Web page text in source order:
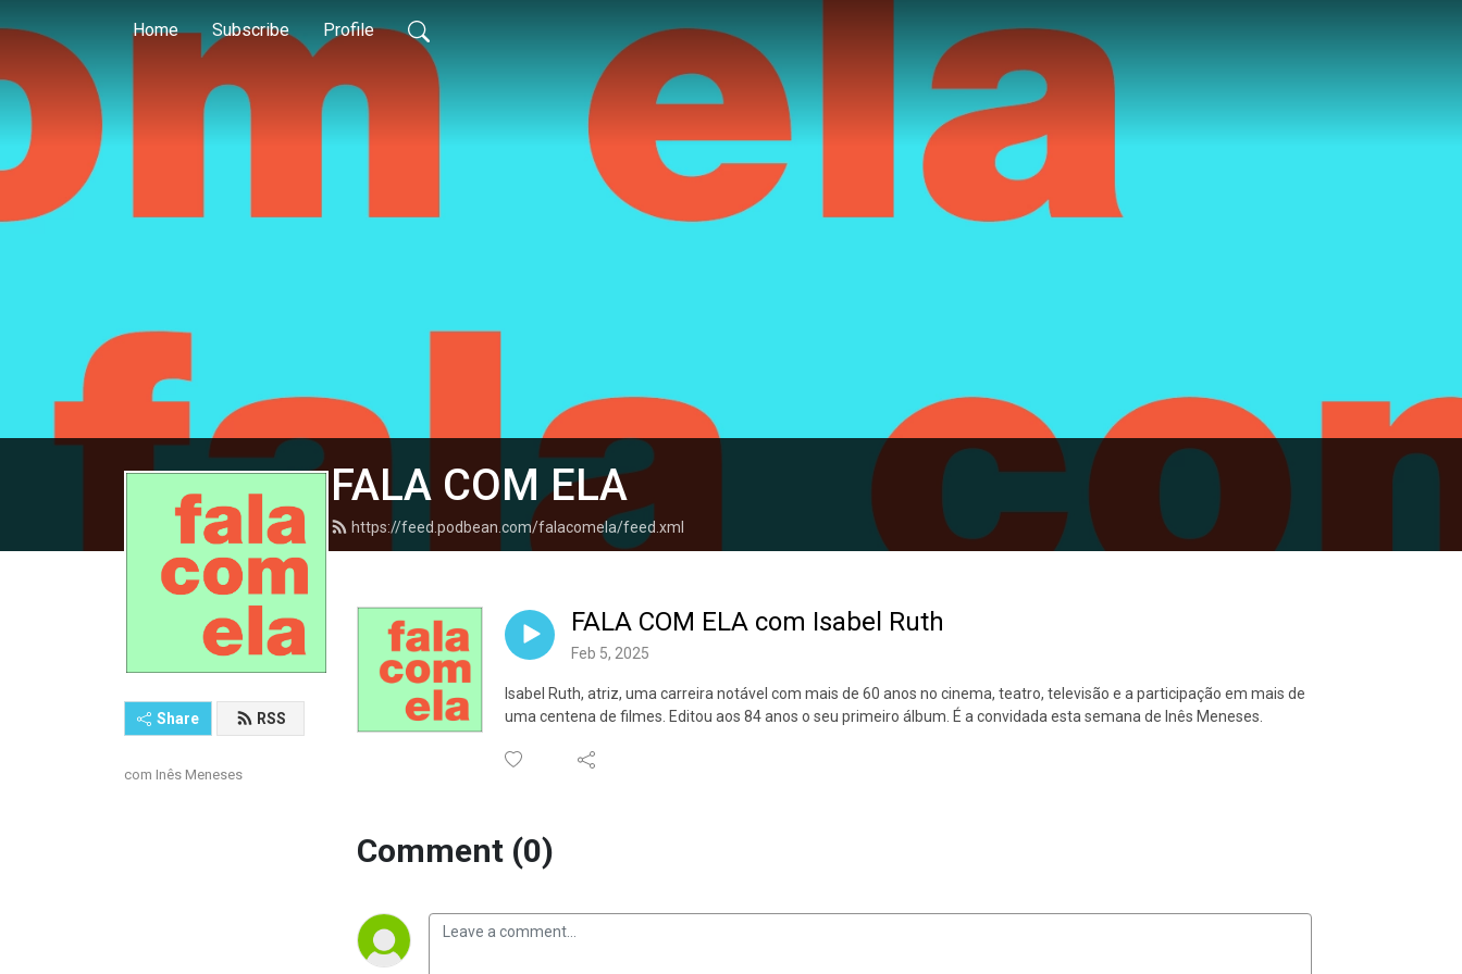
Home Subscribe Profile
FALA COM ELA
https://feed.podbean.com/falacomela/feed.xml
Share RSS
com Inês Meneses
FALA COM ELA com Isabel Ruth
Feb 5, 2025
Isabel Ruth, atriz, uma carreira notável com mais de 60 anos no cinema, teatro, televisão e a participação em mais de
uma centena de filmes. Editou aos 84 anos o seu primeiro álbum. É a convidada esta semana de Inês Meneses.
Comment (0)